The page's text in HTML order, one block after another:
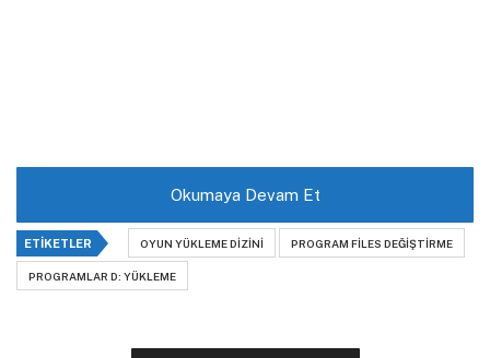
Okumaya Devam Et
ETIKETLER OYUN YÜKLEME DIZINI PROGRAM FILES DEĞIŞTIRME
PROGRAMLAR D: YÜKLEME